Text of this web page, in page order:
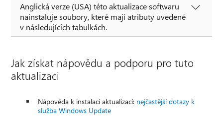
Anglická verze (USA) této aktualizace softwaru
nainstaluje soubory, které mají atributy uvedené
v následujících tabulkách.
Jak získat nápovědu a podporu pro tuto
aktualizaci
Nápověda k instalaci aktualizací: nejčastější dotazy k
služba Windows Update